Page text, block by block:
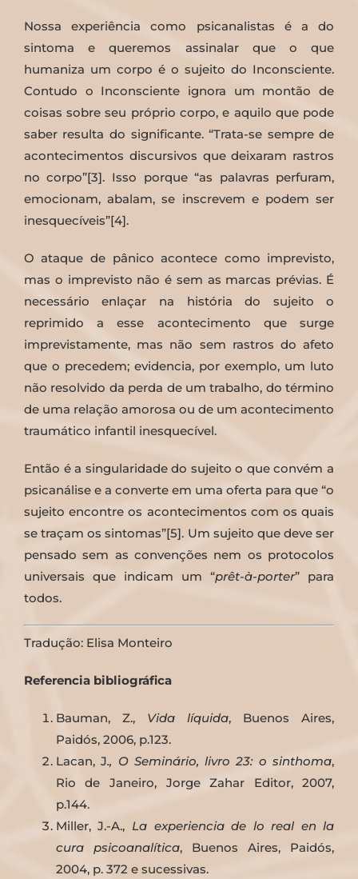
Nossa experiência como psicanalistas é a do
sintoma e queremos assinalar que o que
humaniza um corpo é o sujeito do Inconsciente.
Contudo o Inconsciente ignora um montão de
coisas sobre seu próprio corpo, e aquilo que pode
saber resulta do significante. “Trata-se sempre de
acontecimentos discursivos que deixaram rastros
no corpo”[3]. Isso porque “as palavras perfuram,
emocionam, abalam, se inscrevem e podem ser
inesquecíveis”[4].
O ataque de pânico acontece como imprevisto,
mas o imprevisto não é sem as marcas prévias. É
necessário enlaçar na história do sujeito o
reprimido a esse acontecimento que surge
imprevistamente, mas não sem rastros do afeto
que o precedem; evidencia, por exemplo, um luto
não resolvido da perda de um trabalho, do término
de uma relação amorosa ou de um acontecimento
traumático infantil inesquecível.
Então é a singularidade do sujeito o que convém a
psicanálise e a converte em uma oferta para que “o
sujeito encontre os acontecimentos com os quais
se traçam os sintomas”[5]. Um sujeito que deve ser
pensado sem as convenções nem os protocolos
universais que indicam um “prêt-à-porter” para
todos.
Tradução: Elisa Monteiro
Referencia bibliográfica
Bauman, Z., Vida líquida, Buenos Aires,
Paidós, 2006, p.123.
Lacan, J., O Seminário, livro 23: o sinthoma,
Rio de Janeiro, Jorge Zahar Editor, 2007,
p.144.
Miller, J.-A., La experiencia de lo real en la
cura psicoanalítica, Buenos Aires, Paidós,
2004, p. 372 e sucessivas.